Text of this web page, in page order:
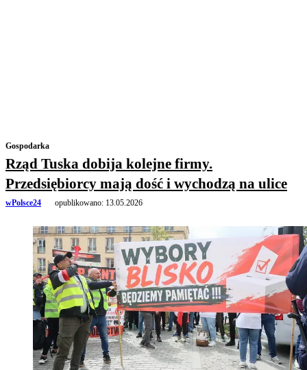
Gospodarka
Rząd Tuska dobija kolejne firmy.
Przedsiębiorcy mają dość i wychodzą na ulice
wPolsce24 opublikowano: 13.05.2026